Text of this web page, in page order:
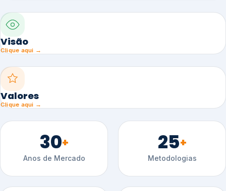
Visão
Clique aqui →
Valores
Clique aqui →
30+
Anos de Mercado
25+
Metodologias